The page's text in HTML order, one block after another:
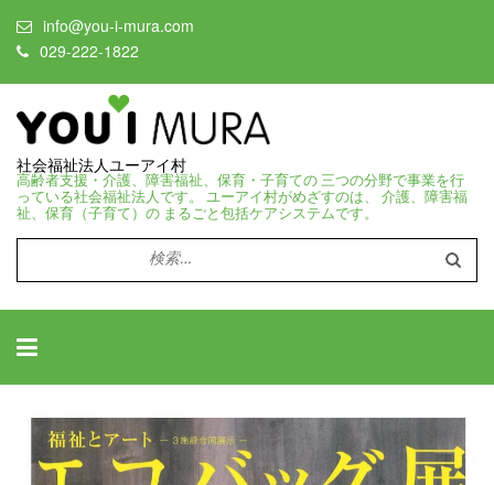
info@you-i-mura.com
029-222-1822
社会福祉法人ユーアイ村
高齢者支援・介護、障害福祉、保育・子育ての 三つの分野で事業を行
っている社会福祉法人です。 ユーアイ村がめざすのは、 介護、障害福
祉、保育（子育て）の まるごと包括ケアシステムです。
検
索: